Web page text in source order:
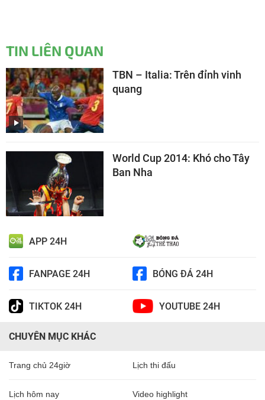
TIN LIÊN QUAN
TBN – Italia: Trên đỉnh vinh
quang
World Cup 2014: Khó cho Tây
Ban Nha
APP 24H
FANPAGE 24H BÓNG ĐÁ 24H
TIKTOK 24H YOUTUBE 24H
CHUYÊN MỤC KHÁC
Trang chủ 24giờ Lịch thi đấu
Lịch hôm nay Video highlight